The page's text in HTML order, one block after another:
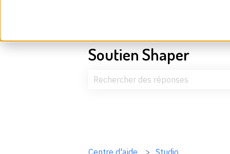
Soutien Shaper
Centre d'aide Studio